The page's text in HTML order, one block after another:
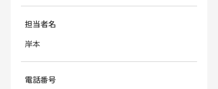
担当者名
岸本
電話番号